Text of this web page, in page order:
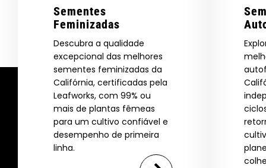
Sementes
Feminizadas
Descubra a qualidade
excepcional das melhores
sementes feminizadas da
Califórnia, certificadas pela
Leafworks, com 99% ou
mais de plantas fêmeas
para um cultivo confiável e
desempenho de primeira
linha.